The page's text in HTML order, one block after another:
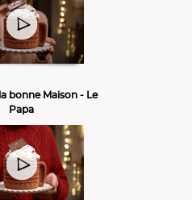
bonne Maison - Le
Papa